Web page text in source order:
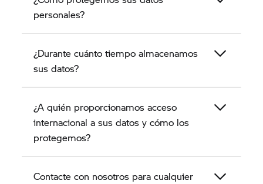
personales?
¿Durante cuánto tiempo almacenamos
sus datos?
¿A quién proporcionamos acceso
internacional a sus datos y cómo los
protegemos?
Contacte con nosotros para cualquier